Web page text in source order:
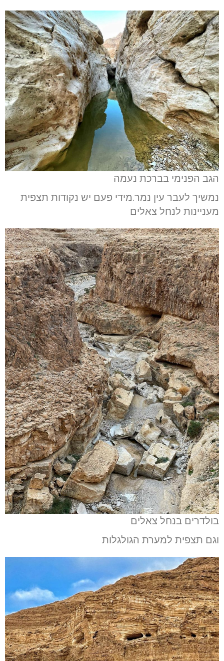
הגב הפנימי בברכת נעמה
נמשיך לעבר עין נמר.מידי פעם יש נקודות תצפית
מעניינות לנחל צאלים
בולדרים בנחל צאלים
וגם תצפית למערת הגולגלות